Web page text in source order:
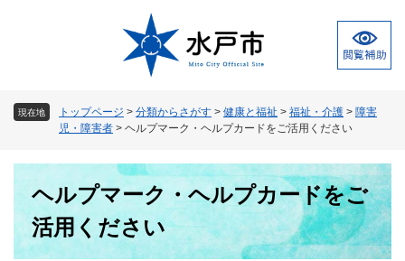
現在地 トップページ > 分類からさがす > 健康と福祉 > 福祉・介護 > 障害
児・障害者 > ヘルプマーク・ヘルプカードをご活用ください
ヘルプマーク・ヘルプカードをご
活用ください